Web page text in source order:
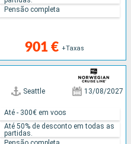
901 € +Taxas
Pensão completa
Seattle 13/08/2027
Até - 300€ em voos
Até 50% de desconto em todas as
partidas.